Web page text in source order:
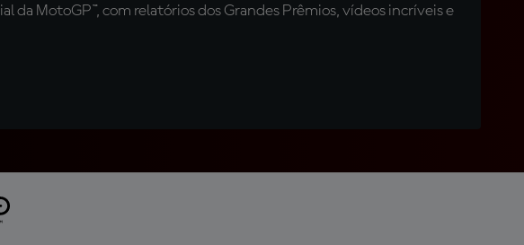
da MotoGP™, com relatórios dos Grandes Prêmios, vídeos incríveis e